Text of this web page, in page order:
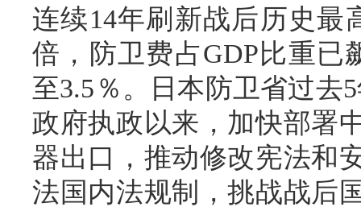
连续14年刷新战后历史最
倍，防卫费占GDP比重已
至3.5％。日本防卫省过去
政府执政以来，加快部署
器出口，推动修改宪法和
法国内法规制，挑战战后